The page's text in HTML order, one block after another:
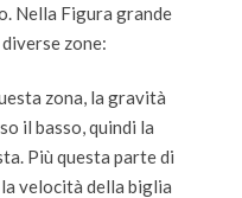
Nella Figura grande
zone:
zona, la gravità
il basso, quindi la
Più questa parte di
velocità della biglia